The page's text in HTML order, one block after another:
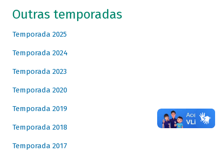
Outras temporadas
Temporada 2025
Temporada 2024
Temporada 2023
Temporada 2020
Temporada 2019
Temporada 2018
Temporada 2017